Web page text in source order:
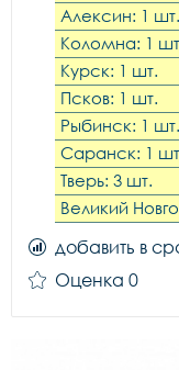
Алексин: 1 шт.
Коломна: 1
Курск: 1 шт.
Псков: 1 шт.
Рыбинск: 1 шт.
Саранск: 1
Тверь: 3 шт.
Великий
добавить в
Оценка 0